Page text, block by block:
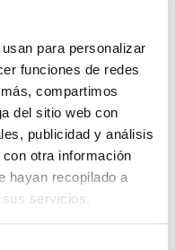
para personalizar
funciones de redes
compartimos
del sitio web con
publicidad y análisis
otra información
hayan recopilado a
servicios.